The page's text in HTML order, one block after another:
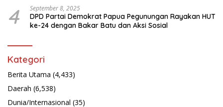
4 September 8, 2025
DPD Partai Demokrat Papua Pegunungan Rayakan HUT
ke-24 dengan Bakar Batu dan Aksi Sosial
Kategori
Berita Utama (4,433)
Daerah (6,538)
Dunia/Internasional (35)